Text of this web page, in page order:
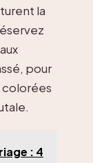
la
pour
: 4